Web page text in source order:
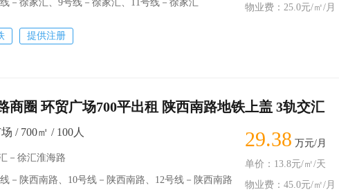
－徐家汇、9号线－徐家汇、11号线－徐家汇
提供注册
物业费：25.0元/㎡/月
商圈 环贸广场700平出租 陕西南路地铁上盖 3轨交汇
/ 700㎡ / 100人
－徐汇淮海路
－陕西南路、10号线－陕西南路、12号线－陕西南路
29.38 万元/月
单价：13.8元/㎡/天
物业费：45.0元/㎡/月